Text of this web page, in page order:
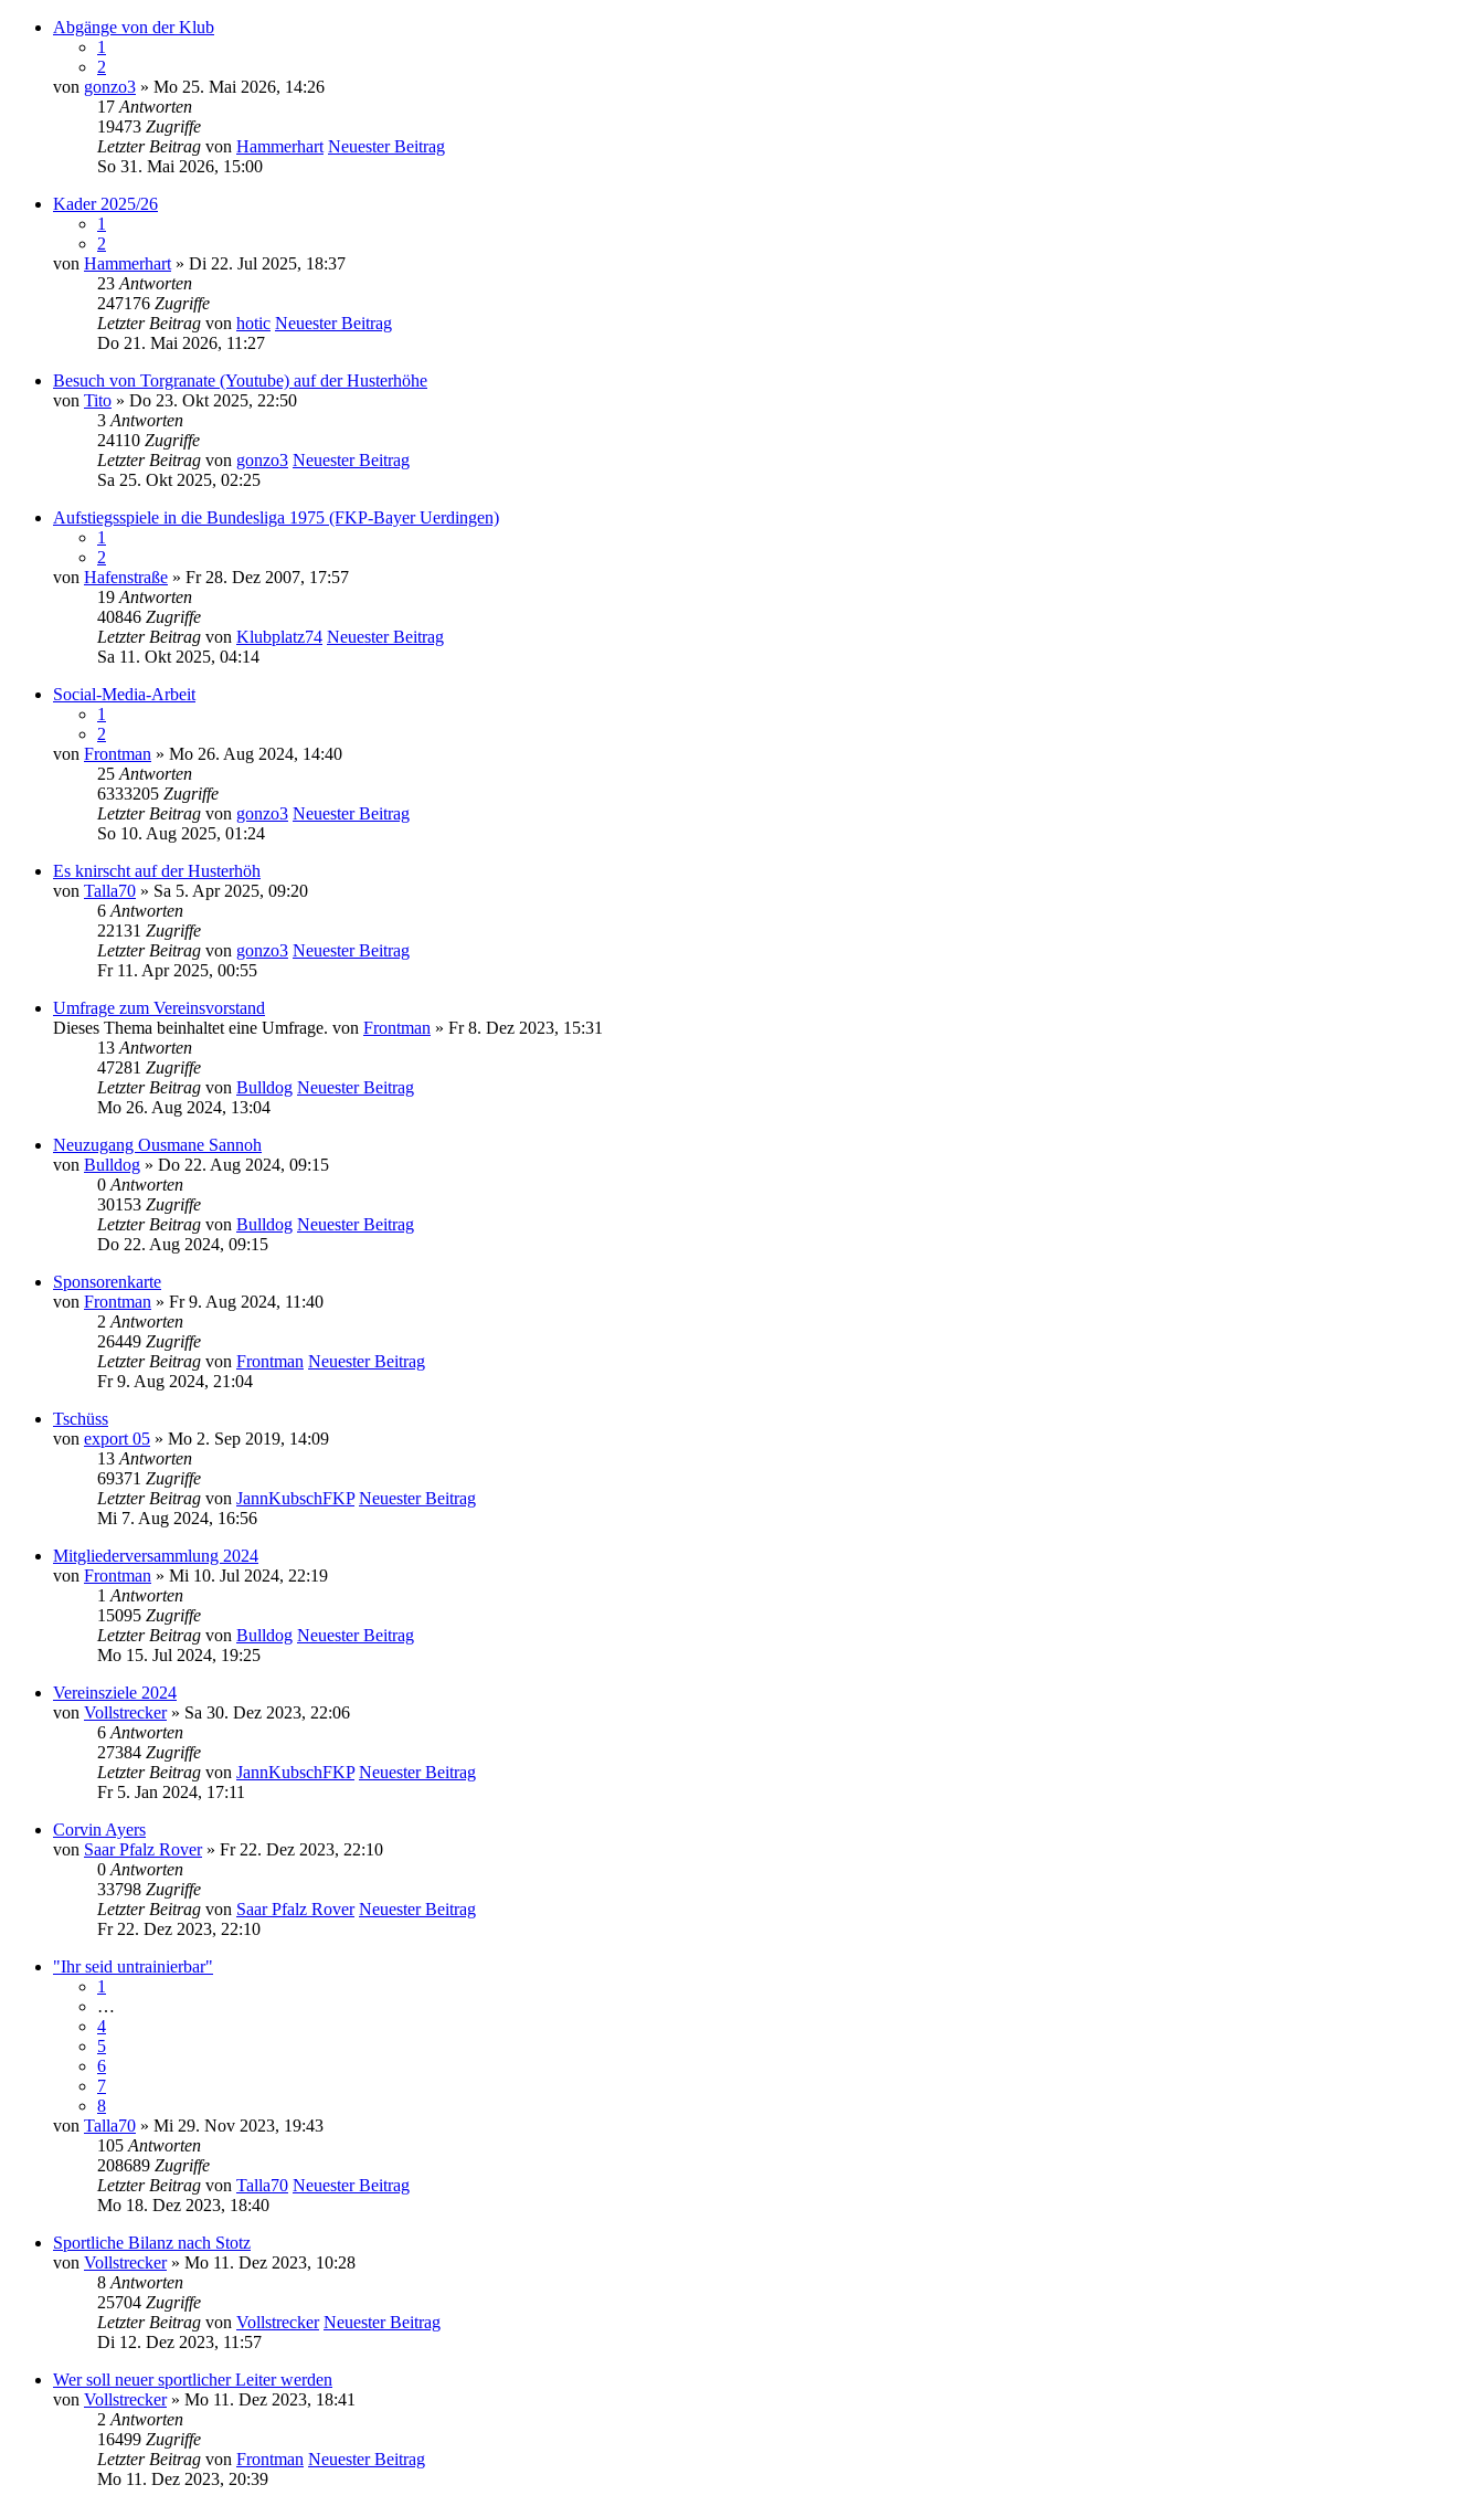
Abgänge von der Klub
1
2
von gonzo3 » Mo 25. Mai 2026, 14:26
17 Antworten
19473 Zugriffe
Letzter Beitrag von Hammerhart Neuester Beitrag
So 31. Mai 2026, 15:00
Kader 2025/26
1
2
von Hammerhart » Di 22. Jul 2025, 18:37
23 Antworten
247176 Zugriffe
Letzter Beitrag von hotic Neuester Beitrag
Do 21. Mai 2026, 11:27
Besuch von Torgranate (Youtube) auf der Husterhöhe
von Tito » Do 23. Okt 2025, 22:50
3 Antworten
24110 Zugriffe
Letzter Beitrag von gonzo3 Neuester Beitrag
Sa 25. Okt 2025, 02:25
Aufstiegsspiele in die Bundesliga 1975 (FKP-Bayer Uerdingen)
1
2
von Hafenstraße » Fr 28. Dez 2007, 17:57
19 Antworten
40846 Zugriffe
Letzter Beitrag von Klubplatz74 Neuester Beitrag
Sa 11. Okt 2025, 04:14
Social-Media-Arbeit
1
2
von Frontman » Mo 26. Aug 2024, 14:40
25 Antworten
6333205 Zugriffe
Letzter Beitrag von gonzo3 Neuester Beitrag
So 10. Aug 2025, 01:24
Es knirscht auf der Husterhöh
von Talla70 » Sa 5. Apr 2025, 09:20
6 Antworten
22131 Zugriffe
Letzter Beitrag von gonzo3 Neuester Beitrag
Fr 11. Apr 2025, 00:55
Umfrage zum Vereinsvorstand
Dieses Thema beinhaltet eine Umfrage. von Frontman » Fr 8. Dez 2023, 15:31
13 Antworten
47281 Zugriffe
Letzter Beitrag von Bulldog Neuester Beitrag
Mo 26. Aug 2024, 13:04
Neuzugang Ousmane Sannoh
von Bulldog » Do 22. Aug 2024, 09:15
0 Antworten
30153 Zugriffe
Letzter Beitrag von Bulldog Neuester Beitrag
Do 22. Aug 2024, 09:15
Sponsorenkarte
von Frontman » Fr 9. Aug 2024, 11:40
2 Antworten
26449 Zugriffe
Letzter Beitrag von Frontman Neuester Beitrag
Fr 9. Aug 2024, 21:04
Tschüss
von export 05 » Mo 2. Sep 2019, 14:09
13 Antworten
69371 Zugriffe
Letzter Beitrag von JannKubschFKP Neuester Beitrag
Mi 7. Aug 2024, 16:56
Mitgliederversammlung 2024
von Frontman » Mi 10. Jul 2024, 22:19
1 Antworten
15095 Zugriffe
Letzter Beitrag von Bulldog Neuester Beitrag
Mo 15. Jul 2024, 19:25
Vereinsziele 2024
von Vollstrecker» Sa 30. Dez 2023, 22:06
6 Antworten
27384 Zugriffe
Letzter Beitrag von JannKubschFKP Neuester Beitrag
Fr 5. Jan 2024, 17:11
Corvin Ayers
von Saar Pfalz Rover» Fr 22. Dez 2023, 22:10
0 Antworten
33798 Zugriffe
Letzter Beitrag von Saar Pfalz Rover Neuester Beitrag
Fr 22. Dez 2023, 22:10
"Ihr seid untrainierbar"
1
…
4
5
6
7
8
von Talla70 » Mi 29. Nov 2023, 19:43
105 Antworten
208689 Zugriffe
Letzter Beitrag von Talla70 Neuester Beitrag
Mo 18. Dez 2023, 18:40
Sportliche Bilanz nach Stotz
von Vollstrecker» Mo 11. Dez 2023, 10:28
8 Antworten
25704 Zugriffe
Letzter Beitrag von Vollstrecker Neuester Beitrag
Di 12. Dez 2023, 11:57
Wer soll neuer sportlicher Leiter werden
von Vollstrecker» Mo 11. Dez 2023, 18:41
2 Antworten
16499 Zugriffe
Letzter Beitrag von Frontman Neuester Beitrag
Mo 11. Dez 2023, 20:39